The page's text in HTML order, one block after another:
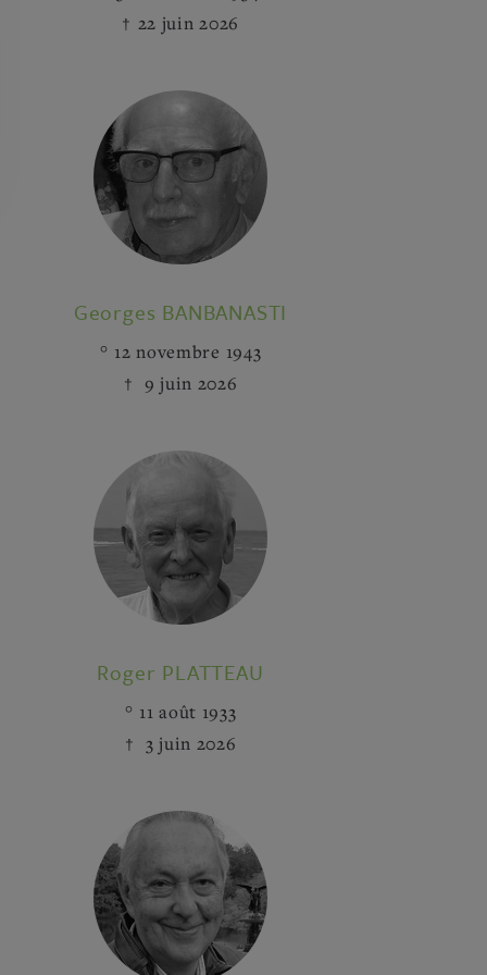
22 juin 2026
Georges BANBANASTI
12 novembre 1943
9 juin 2026
Roger PLATTEAU
11 août 1933
3 juin 2026